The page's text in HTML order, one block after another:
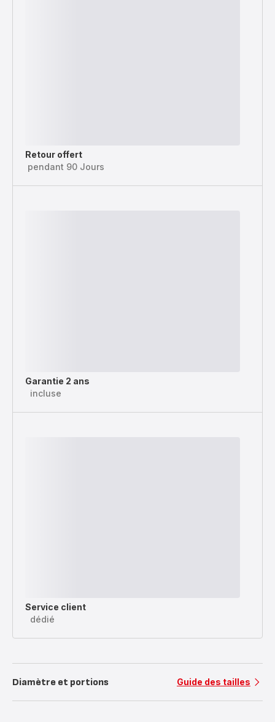
Retour offert
pendant 90 Jours
Garantie 2 ans
incluse
Service client
dédié
Diamètre et portions Guide des tailles